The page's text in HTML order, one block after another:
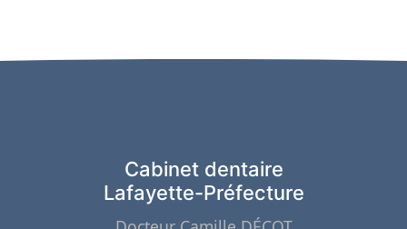
Cabinet dentaire
Lafayette-Préfecture